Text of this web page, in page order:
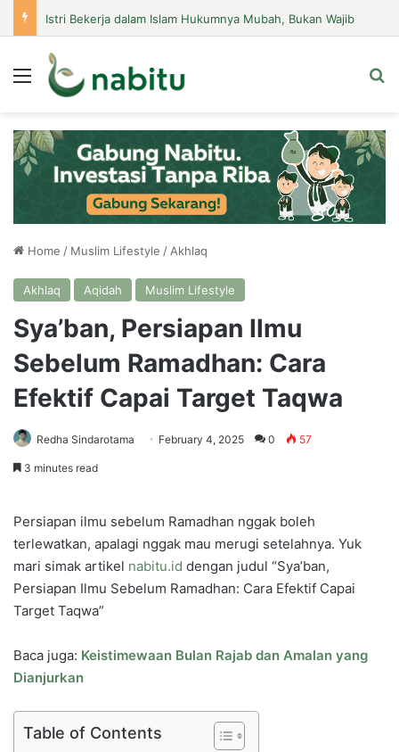
Istri Bekerja dalam Islam Hukumnya Mubah, Bukan Wajib
Menu
Home / Muslim Lifestyle / Akhlaq
Akhlaq Aqidah Muslim Lifestyle
Sya’ban, Persiapan Ilmu
Sebelum Ramadhan: Cara
Efektif Capai Target Taqwa
Redha Sindarotama February 4, 2025 0 57
3 minutes read
Persiapan ilmu sebelum Ramadhan nggak boleh
terlewatkan, apalagi nggak mau merugi setelahnya. Yuk
mari simak artikel nabitu.id dengan judul “Sya’ban,
Persiapan Ilmu Sebelum Ramadhan: Cara Efektif Capai
Target Taqwa”
Baca juga: Keistimewaan Bulan Rajab dan Amalan yang
Dianjurkan
Table of Contents